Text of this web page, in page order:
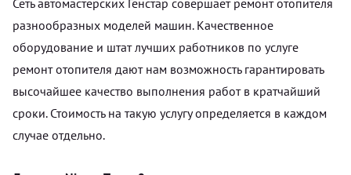
разнообразных моделей машин. Качественное
оборудование и штат лучших работников по услуге
ремонт отопителя дают нам возможность гарантировать
высочайшее качество выполнения работ в кратчайший
сроки. Стоимость на такую услугу определяется в каждом
случае отдельно.